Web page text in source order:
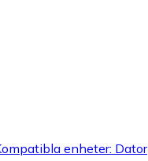
enheter: Dator